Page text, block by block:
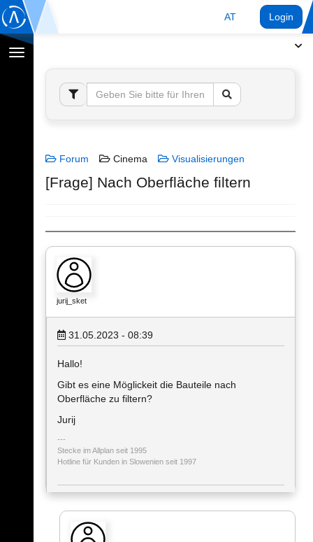
AT Login
Navigation
umschalten
Forum Cinema Visualisierungen
[Frage] Nach Oberfläche filtern
jurij_sket
31.05.2023 - 08:39
Hallo!
Gibt es eine Möglickeit die Bauteile nach
Oberfläche zu filtern?
Jurij
Stecke im Allplan seit 1995
Hotline für Kunden in Slowenien seit 1997